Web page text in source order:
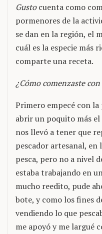
Gustocuenta como
pormenores de la
se dan en la región, el
cuál es la especie más
comparte una receta.
¿Cómo comenzaste
Primero empecé con la
abrir un poquito más el
nos llevó a tener que
pescador artesanal,
pesca, pero no a nivel
estaba trabajando en
mucho reedito, pude
bote, y como los fines
vendiendo lo que
me apoyó y me largué